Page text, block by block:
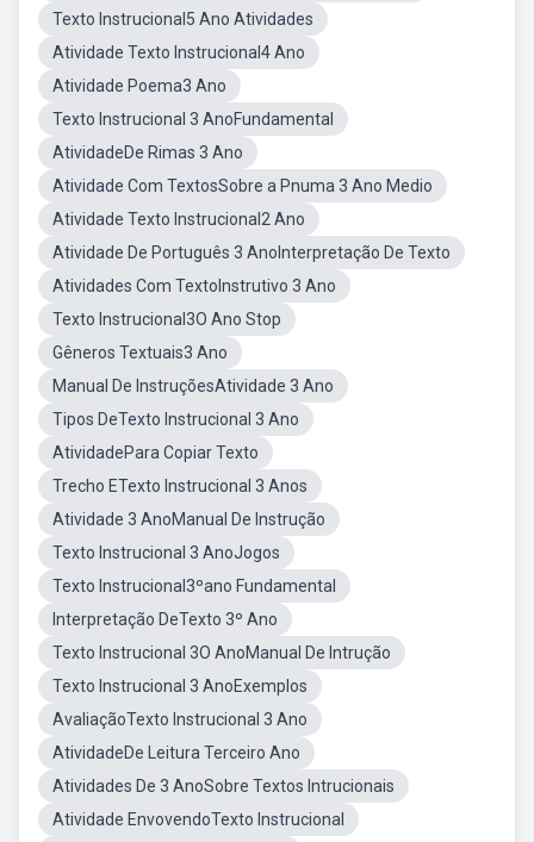
Texto Instrucional5 Ano Atividades
Atividade Texto Instrucional4 Ano
Atividade Poema3 Ano
Texto Instrucional 3 AnoFundamental
AtividadeDe Rimas 3 Ano
Atividade Com TextosSobre a Pnuma 3 Ano Medio
Atividade Texto Instrucional2 Ano
Atividade De Português 3 AnoInterpretação De Texto
Atividades Com TextoInstrutivo 3 Ano
Texto Instrucional3O Ano Stop
Gêneros Textuais3 Ano
Manual De InstruçõesAtividade 3 Ano
Tipos DeTexto Instrucional 3 Ano
AtividadePara Copiar Texto
Trecho ETexto Instrucional 3 Anos
Atividade 3 AnoManual De Instrução
Texto Instrucional 3 AnoJogos
Texto Instrucional3ºano Fundamental
Interpretação DeTexto 3º Ano
Texto Instrucional 3O AnoManual De Intrução
Texto Instrucional 3 AnoExemplos
AvaliaçãoTexto Instrucional 3 Ano
AtividadeDe Leitura Terceiro Ano
Atividades De 3 AnoSobre Textos Intrucionais
Atividade EnvovendoTexto Instrucional